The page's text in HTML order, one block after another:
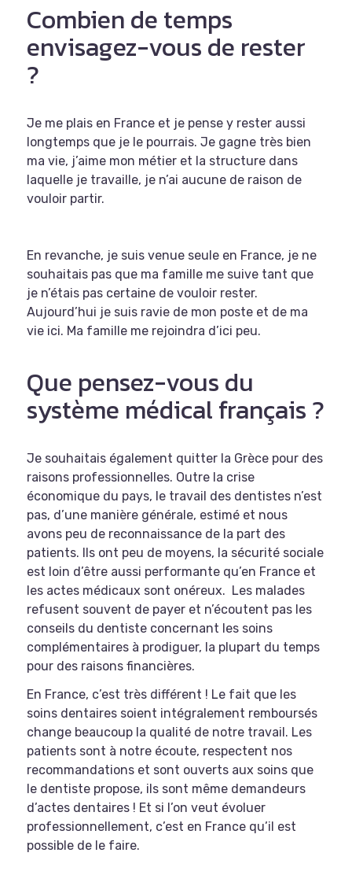
Combien de temps
envisagez-vous de rester
?
Je me plais en France et je pense y rester aussi
longtemps que je le pourrais. Je gagne très bien
ma vie, j’aime mon métier et la structure dans
laquelle je travaille, je n’ai aucune de raison de
vouloir partir.
En revanche, je suis venue seule en France, je ne
souhaitais pas que ma famille me suive tant que
je n’étais pas certaine de vouloir rester.
Aujourd’hui je suis ravie de mon poste et de ma
vie ici. Ma famille me rejoindra d’ici peu.
Que pensez-vous du
système médical français ?
Je souhaitais également quitter la Grèce pour des
raisons professionnelles. Outre la crise
économique du pays, le travail des dentistes n’est
pas, d’une manière générale, estimé et nous
avons peu de reconnaissance de la part des
patients. Ils ont peu de moyens, la sécurité sociale
est loin d’être aussi performante qu’en France et
les actes médicaux sont onéreux. Les malades
refusent souvent de payer et n’écoutent pas les
conseils du dentiste concernant les soins
complémentaires à prodiguer, la plupart du temps
pour des raisons financières.
En France, c’est très différent ! Le fait que les
soins dentaires soient intégralement remboursés
change beaucoup la qualité de notre travail. Les
patients sont à notre écoute, respectent nos
recommandations et sont ouverts aux soins que
le dentiste propose, ils sont même demandeurs
d’actes dentaires ! Et si l’on veut évoluer
professionnellement, c’est en France qu’il est
possible de le faire.